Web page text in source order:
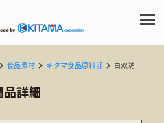
食品素材 キタマ食品原料部 白双糖
品詳細